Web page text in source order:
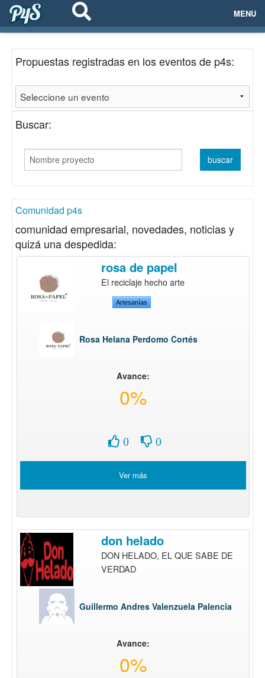
MENU
EVENTOS
EMPRESAS
PROYECTOS
NETWORKING
Propuestas registradas en los eventos de p4s:
Buscar:
Comunidad p4s
comunidad empresarial, novedades, noticias y
quizá una despedida:
rosa de papel
El reciclaje hecho arte
Artesanías
Rosa Helana Perdomo Cortés
Avance:
0%
0 0
Ver más
don helado
DON HELADO, EL QUE SABE DE
VERDAD
Guillermo Andres Valenzuela Palencia
Avance:
0%